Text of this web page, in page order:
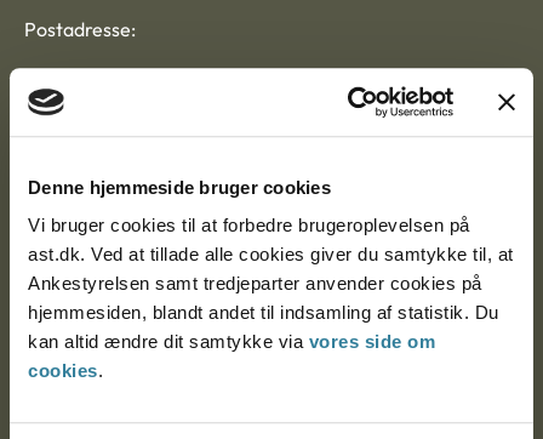
Denne hjemmeside bruger cookies
Vi bruger cookies til at forbedre brugeroplevelsen på
ast.dk. Ved at tillade alle cookies giver du samtykke til, at
Ankestyrelsen samt tredjeparter anvender cookies på
hjemmesiden, blandt andet til indsamling af statistik. Du
kan altid ændre dit samtykke via vores side om
cookies.
Postadresse:
Nytorv 7, 2. sal
9000 Aalborg
Ankestyrelsen Aalborg
Ankestyrelsen København
EAN: 57 98 000 35 48 21